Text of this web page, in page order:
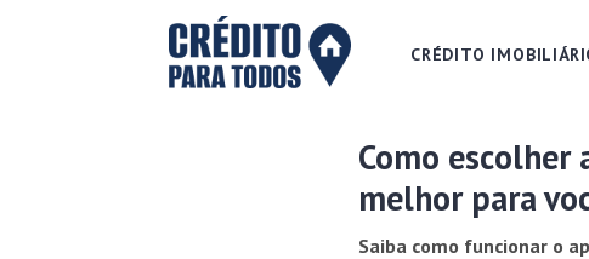
CRÉDITO
Como
melhor para
Saiba como funcionar o